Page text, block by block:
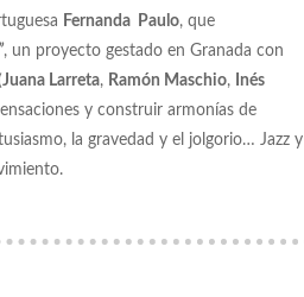
Fernanda Paulo, que
, un proyecto gestado en Granada con
Juana Larreta, Ramón Maschio,
Inés
y construir armonías de
la gravedad y el jolgorio… Jazz y